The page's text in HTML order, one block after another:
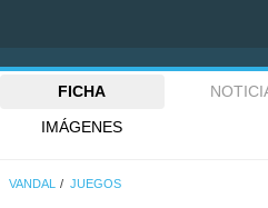
FICHA
IMÁGENES
VANDAL JUEGOS